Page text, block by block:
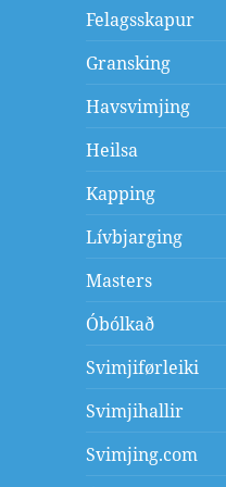
Felagsskapur
Gransking
Havsvimjing
Heilsa
Kapping
Lívbjarging
Masters
Óbólkað
Svimjiførleiki
Svimjihallir
Svimjing.com